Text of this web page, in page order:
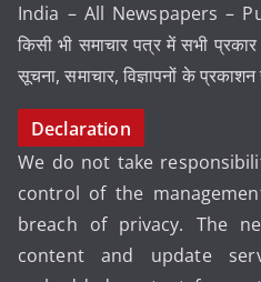
India – All Newspapers –
किसी भी समाचार पत्र में सभी
सूचना, समाचार, विज्ञापनों के
Declaration
We do not take
control of the
breach of privacy. The
content and update